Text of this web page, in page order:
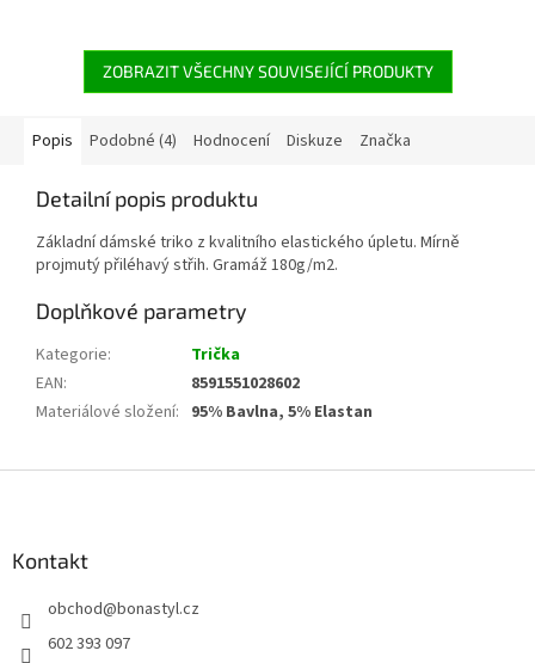
ZOBRAZIT VŠECHNY SOUVISEJÍCÍ PRODUKTY
Popis Podobné (4) Hodnocení Diskuze Značka
Detailní popis produktu
Základní dámské triko z kvalitního elastického úpletu. Mírně
projmutý přiléhavý střih. Gramáž 180g/m2.
Doplňkové parametry
Kategorie:
Trička
EAN:
8591551028602
Materiálové složení: 95% Bavlna, 5% Elastan
Kontakt
obchod@bonastyl.cz
602 393 097